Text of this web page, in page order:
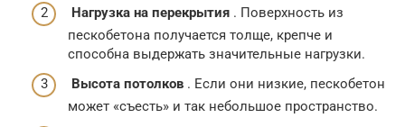
Нагрузка на перекрытия . Поверхность из
пескобетона получается толще, крепче и
способна выдержать значительные нагрузки.
Высота потолков . Если они низкие, пескобетон
может «съесть» и так небольшое пространство.